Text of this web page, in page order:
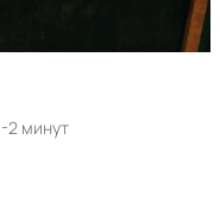
2 минут